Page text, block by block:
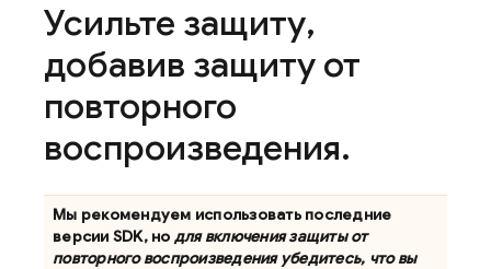
Усильте защиту,
добавив защиту от
повторного
воспроизведения.
Мы рекомендуем использовать последние
версии SDK, но для включения защиты от
повторного воспроизведения убедитесь, что вы